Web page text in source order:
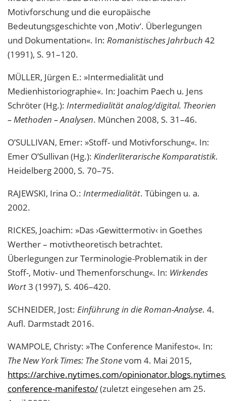
Motivforschung und die europäische
Bedeutungsgeschichte von ‚Motiv‘. Überlegungen
und Dokumentation«. In: Romanistisches Jahrbuch 42
(1991), S. 91–120.
MÜLLER, Jürgen E.: »Intermedialität und
Medienhistoriographie«. In: Joachim Paech u. Jens
Schröter (Hg.): Intermedialität analog/digital. Theorien
– Methoden – Analysen. München 2008, S. 31–46.
O’SULLIVAN, Emer: »Stoff- und Motivforschung«. In:
Emer O’Sullivan (Hg.): Kinderliterarische Komparatistik.
Heidelberg 2000, S. 70–75.
RAJEWSKI, Irina O.: Intermedialität. Tübingen u. a.
2002.
RICKES, Joachim: »Das ›Gewittermotiv‹ in Goethes
Werther – motivtheoretisch betrachtet.
Überlegungen zur Terminologie-Problematik in der
Stoff-, Motiv- und Themenforschung«. In: Wirkendes
Wort3 (1997), S. 406–420.
SCHNEIDER, Jost: Einführung in die Roman-Analyse. 4.
Aufl. Darmstadt 2016.
WAMPOLE, Christy: »The Conference Manifesto«. In:
The New York Times: The Stonevom 4. Mai 2015,
https://archive.nytimes.com/
conference-manifesto/(zuletzt eingesehen am 25.